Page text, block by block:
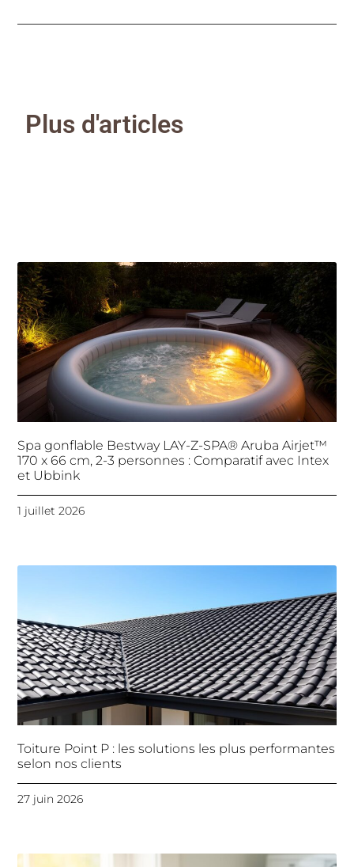
Plus d'articles
Spa gonflable Bestway LAY-Z-SPA® Aruba Airjet™
170 x 66 cm, 2-3 personnes : Comparatif avec Intex
et Ubbink
1 juillet 2026
Toiture Point P : les solutions les plus performantes
selon nos clients
27 juin 2026